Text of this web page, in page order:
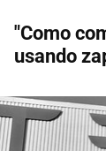
"Como
usando